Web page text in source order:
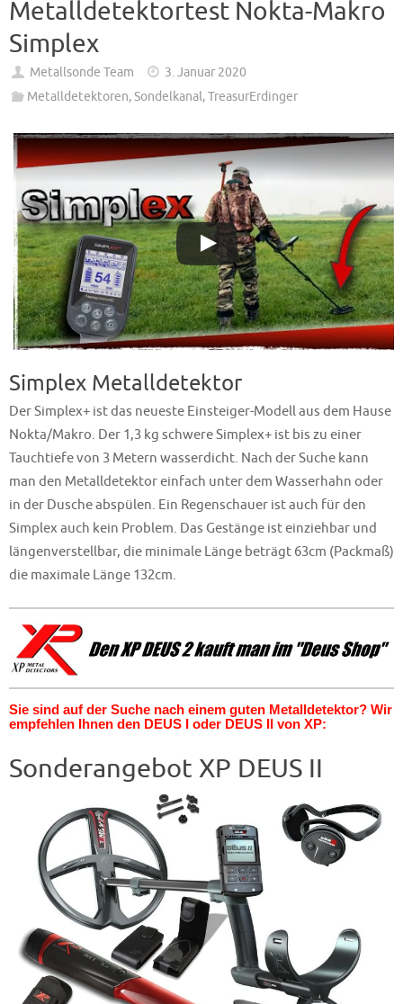
Metalldetektortest Nokta-Makro
Simplex
Metallsonde Team
3. Januar 2020
Metalldetektoren,Sondelkanal,TreasurErdinger
Simplex Metalldetektor
Der Simplex+ ist das neueste Einsteiger-Modell aus dem Hause
Nokta/Makro. Der 1,3 kg schwere Simplex+ ist bis zu einer
Tauchtiefe von 3 Metern wasserdicht. Nach der Suche kann
man den Metalldetektor einfach unter dem Wasserhahn oder
in der Dusche abspülen. Ein Regenschauer ist auch für den
Simplex auch kein Problem. Das Gestänge ist einziehbar und
längenverstellbar, die minimale Länge beträgt 63cm (Packmaß)
die maximale Länge 132cm.
Sie sind auf der Suche nach einem guten Metalldetektor? Wir
empfehlen Ihnen den DEUS I oder DEUS II von XP:
Sonderangebot XP DEUS II